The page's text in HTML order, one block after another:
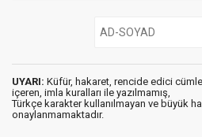
UYARI: Küfür, hakaret, rencide edici
içeren, imla kuralları ile yazılmamış,
Türkçe karakter kullanılmayan ve büyük
onaylanmamaktadır.